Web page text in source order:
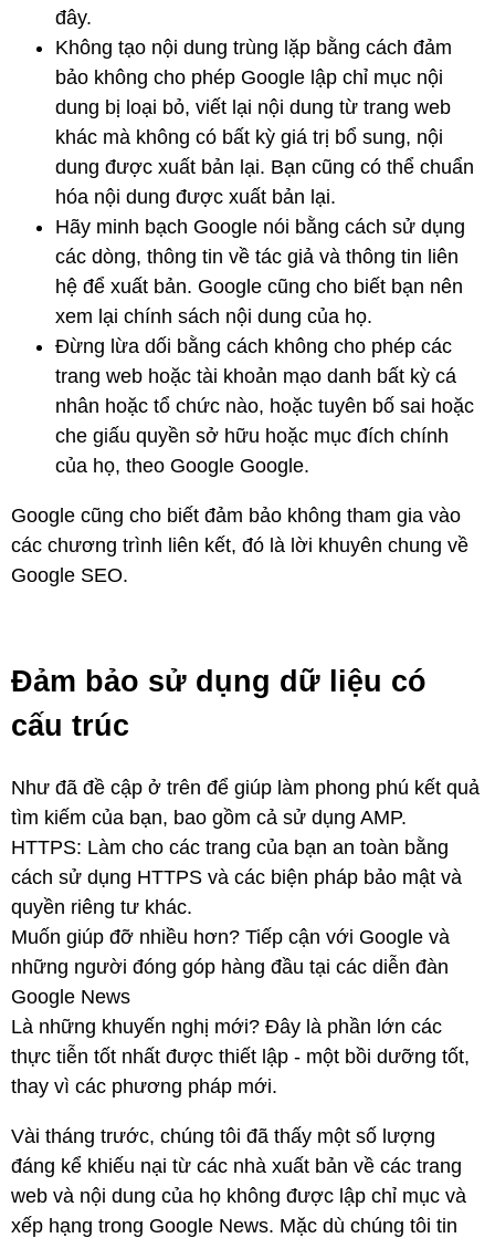
đây.
Không tạo nội dung trùng lặp bằng cách đảm
bảo không cho phép Google lập chỉ mục nội
dung bị loại bỏ, viết lại nội dung từ trang web
khác mà không có bất kỳ giá trị bổ sung, nội
dung được xuất bản lại. Bạn cũng có thể chuẩn
hóa nội dung được xuất bản lại.
Hãy minh bạch Google nói bằng cách sử dụng
các dòng, thông tin về tác giả và thông tin liên
hệ để xuất bản. Google cũng cho biết bạn nên
xem lại chính sách nội dung của họ.
Đừng lừa dối bằng cách không cho phép các
trang web hoặc tài khoản mạo danh bất kỳ cá
nhân hoặc tổ chức nào, hoặc tuyên bố sai hoặc
che giấu quyền sở hữu hoặc mục đích chính
của họ, theo Google Google.
Google cũng cho biết đảm bảo không tham gia vào
các chương trình liên kết, đó là lời khuyên chung về
Google SEO.
Đảm bảo sử dụng dữ liệu có
cấu trúc
Như đã đề cập ở trên để giúp làm phong phú kết quả
tìm kiếm của bạn, bao gồm cả sử dụng AMP.
HTTPS: Làm cho các trang của bạn an toàn bằng
cách sử dụng HTTPS và các biện pháp bảo mật và
quyền riêng tư khác.
Muốn giúp đỡ nhiều hơn? Tiếp cận với Google và
những người đóng góp hàng đầu tại các diễn đàn
Google News
Là những khuyến nghị mới? Đây là phần lớn các
thực tiễn tốt nhất được thiết lập - một bồi dưỡng tốt,
thay vì các phương pháp mới.
Vài tháng trước, chúng tôi đã thấy một số lượng
đáng kể khiếu nại từ các nhà xuất bản về các trang
web và nội dung của họ không được lập chỉ mục và
xếp hạng trong Google News. Mặc dù chúng tôi tin